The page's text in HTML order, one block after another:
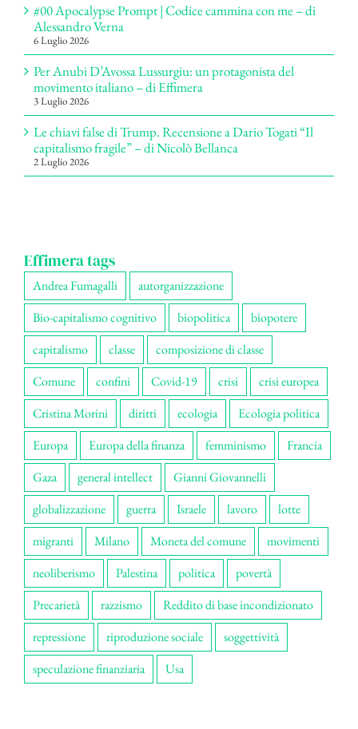
#00 Apocalypse Prompt | Codice cammina con me – di
Alessandro Verna
6 Luglio 2026
Per Anubi D’Avossa Lussurgiu: un protagonista del
movimento italiano – di Effimera
3 Luglio 2026
Le chiavi false di Trump. Recensione a Dario Togati “Il
capitalismo fragile” – di Nicolò Bellanca
2 Luglio 2026
Effimera tags
Andrea Fumagalli
autorganizzazione
Bio-capitalismo cognitivo
biopolitica
biopotere
capitalismo
classe
composizione di classe
Comune
confini Covid-19 crisi
crisi europea
Cristina Morini
diritti ecologia
Ecologia politica
Europa
Europa della finanza femminismo
Francia
Gaza
general intellect
Gianni Giovannelli
globalizzazione
guerra Israele lavoro
lotte
migranti
Milano Moneta del comune
movimenti
neoliberismo
Palestina politica
povertà
Precarietà
razzismo
Reddito di base incondizionato
repressione
riproduzione sociale
soggettività
speculazione finanziaria
Usa